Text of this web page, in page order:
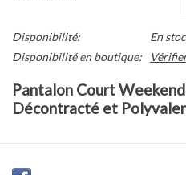
Disponibilité: En
Disponibilité en boutique:
Pantalon Court
Décontracté et